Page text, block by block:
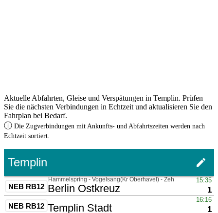
Aktuelle Abfahrten, Gleise und Verspätungen in Templin. Prüfen
Sie die nächsten Verbindungen in Echtzeit und aktualisieren Sie den
Fahrplan bei Bedarf.
ⓘ Die Zugverbindungen mit Ankunfts- und Abfahrtszeiten werden nach
Echtzeit sortiert.